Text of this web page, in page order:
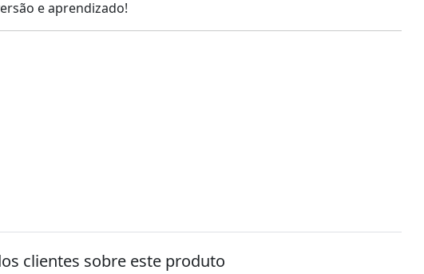
e aprendizado!
clientes sobre este produto